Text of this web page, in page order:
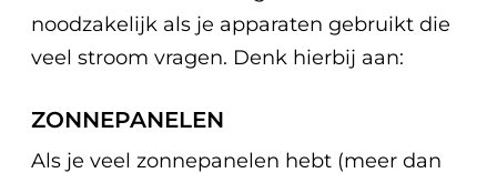
noodzakelijk als je apparaten gebruikt die
veel stroom vragen. Denk hierbij aan:
ZONNEPANELEN
Als je veel zonnepanelen hebt (meer dan